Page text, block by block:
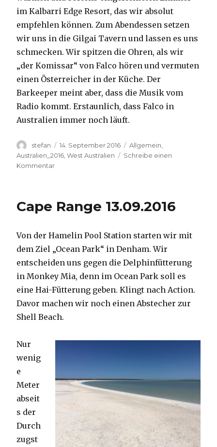
im Kalbarri Edge Resort, das wir absolut
empfehlen können. Zum Abendessen setzen
wir uns in die Gilgai Tavern und lassen es uns
schmecken. Wir spitzen die Ohren, als wir
„der Komissar“ von Falco hören und vermuten
einen Österreicher in der Küche. Der
Barkeeper meint aber, dass die Musik vom
Radio kommt. Erstaunlich, dass Falco in
Australien immer noch läuft.
Autor
stefan
Veröffentlicht
am
14. September 2016 Kategorien
Allgemein
Australien_2016 ,West Australien
Schreibe einen
Kommentarzu
Cape Range 13.09.2016
Von der Hamelin Pool Station starten wir mit
dem Ziel „Ocean Park“ in Denham. Wir
entscheiden uns gegen die Delphinfütterung
in Monkey Mia, denn im Ocean Park soll es
eine Hai-Fütterung geben. Klingt nach Action.
Davor machen wir noch einen Abstecher zur
Shell Beach.
Nur
wenig
e
Meter
abseit
s der
Durch
zugst